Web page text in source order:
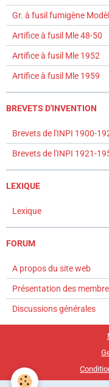
Gr. à fusil fumigène
Artifice à fusil Mle 48-50
Artifice à fusil Mle 1952
Artifice à fusil Mle 1959
BREVETS D'INVENTION
Brevets de l'INPI 1900-
Brevets de l'INPI 1921-
LEXIQUE
Lexique
FORUM
A propos du site web
Présentation des
Discussions générales